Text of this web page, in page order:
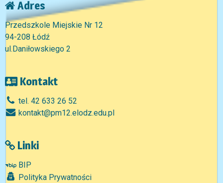
Adres
Przedszkole Miejskie Nr 12
94-208 Łódź
ul.Daniłowskiego 2
Kontakt
tel. 42 633 26 52
kontakt@pm12.elodz.edu.pl
Linki
BIP
Polityka Prywatności